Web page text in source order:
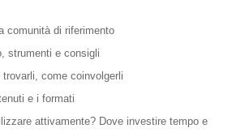
comunità di riferimento
strumenti e consigli
come coinvolgerli
e i formati
attivamente? Dove investire tempo e